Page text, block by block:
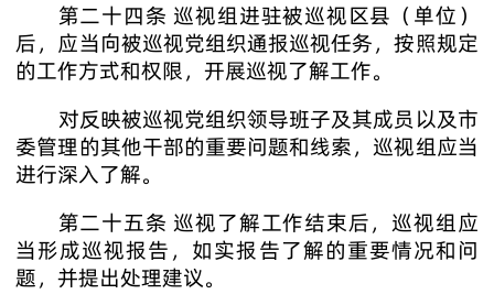
第二十四条 巡视组进驻被巡视区县（单位）
后，应当向被巡视党组织通报巡视任务，按照规定
的工作方式和权限，开展巡视了解工作。
对反映被巡视党组织领导班子及其成员以及市
委管理的其他干部的重要问题和线索，巡视组应当
进行深入了解。
第二十五条 巡视了解工作结束后，巡视组应
当形成巡视报告，如实报告了解的重要情况和问
题，并提出处理建议。